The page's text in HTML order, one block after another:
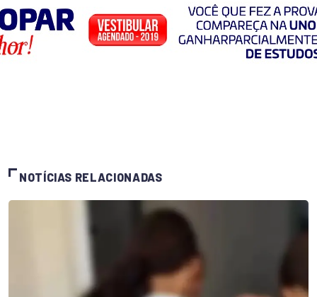
NOTÍCIAS RELACIONADAS